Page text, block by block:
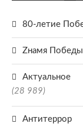
80-летие
Zнамя Победы
Актуальное
(28 989)
Антитеррор